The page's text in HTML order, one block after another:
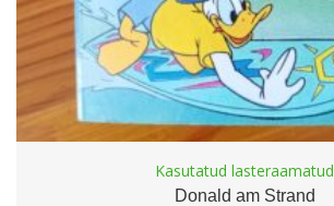
Kasutatud lasteraamatud
Donald am Strand